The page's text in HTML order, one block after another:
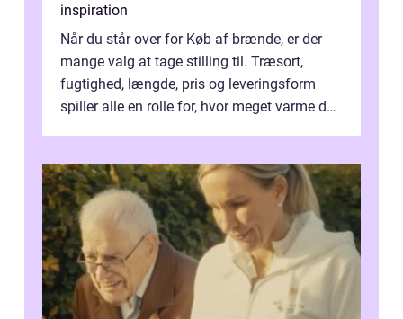
inspiration
Når du står over for Køb af brænde, er der
mange valg at tage stilling til. Træsort,
fugtighed, længde, pris og leveringsform
spiller alle en rolle for, hvor meget varme du